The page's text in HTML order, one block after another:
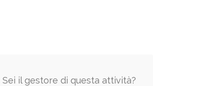
Sei il gestore di questa attività?